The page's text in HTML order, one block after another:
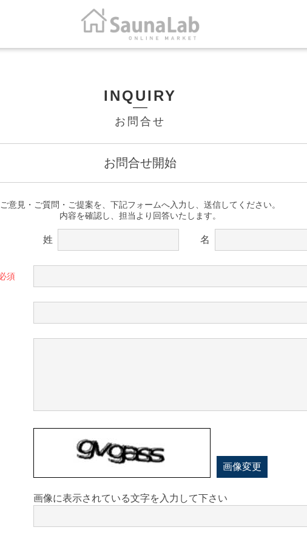
INQUIRY
お問合せ
お問合せ開始
ご意見・ご質問・ご提案を、下記フォームへ入力し、送信してください。
内容を確認し、担当より回答いたします。
姓 名
画像変更
画像に表示されている文字を入力して下さい